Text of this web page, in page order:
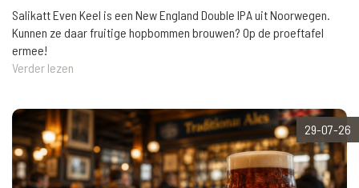
Salikatt Even Keel is een New England Double IPA uit Noorwegen.
Kunnen ze daar fruitige hopbommen brouwen? Op de proeftafel
ermee!
Verder lezen
29-07-26